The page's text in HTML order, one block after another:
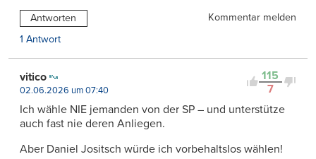
Antworten
Kommentar melden
1 Antwort
115
7
vitico
02.06.2026 um 07:40
Ich wähle NIE jemanden von der SP – und unterstütze
auch fast nie deren Anliegen.
Aber Daniel Jositsch würde ich vorbehaltslos wählen!